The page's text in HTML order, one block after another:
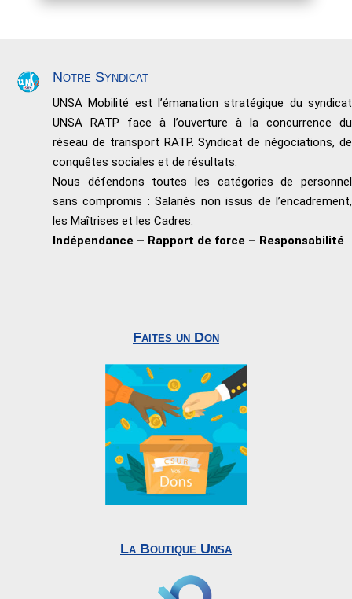
Notre Syndicat
UNSA Mobilité est l’émanation stratégique du syndicat
UNSA RATP face à l’ouverture à la concurrence du
réseau de transport RATP. Syndicat de négociations, de
conquêtes sociales et de résultats.
Nous défendons toutes les catégories de personnel
sans compromis : Salariés non issus de l’encadrement,
les Maîtrises et les Cadres.
Indépendance – Rapport de force – Responsabilité
Faites un Don
La Boutique Unsa